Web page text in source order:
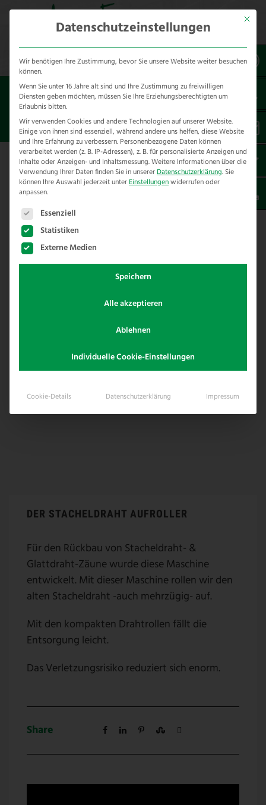
Sie sind hier:unser Fuhrpark Rückbau
STACHELDRAHTAUFROLLER
Stacheldrahtaufroller
DER STACHELDRAHT AUFROLLER
Für den Rückbau von Stacheldraht- &
Glattdraht-Zäune wurde diese Maschine
entwickelt. Mit dieser Maschine rollen wir den
alten Stacheldraht -auch mehrzügig- auf.
Mit den kompakten Drahtrollen fällt die
Entsorgung leicht.
Das Verletzungsrisiko reduziert sich enorm.
Share
Mit
Datenschutzeinstellungen
Wir benötigen Ihre Zustimmung, bevor Sie unsere Website weiter besuchen
können.
Wenn Sie unter 16 Jahre alt sind und Ihre Zustimmung zu freiwilligen
Diensten geben möchten, müssen Sie Ihre Erziehungsberechtigten um
Erlaubnis bitten.
Wir verwenden Cookies und andere Technologien auf unserer Website.
Einige von ihnen sind essenziell, während andere uns helfen, diese Website
und Ihre Erfahrung zu verbessern. Personenbezogene Daten können
verarbeitet werden (z. B. IP-Adressen), z. B. für personalisierte Anzeigen und
Inhalte oder Anzeigen- und Inhaltsmessung.Weitere Informationen über die
Verwendung Ihrer Daten finden Sie in unsererDatenschutzerklärung. Sie
können Ihre Auswahl jederzeit unterEinstellungenwiderrufen oder
anpassen.
Es folgt eine Liste der Service-Gruppen, für die eine
Essenziell
Statistiken
Externe Medien
Speichern
Alle akzeptieren
Ablehnen
Individuelle Cookie-Einstellungen
Cookie-Details Datenschutzerklärung Impressum